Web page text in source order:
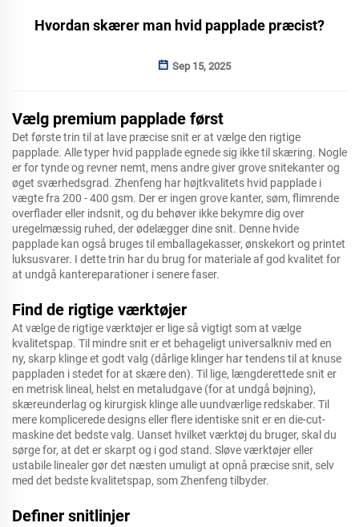
Hvordan skærer man hvid papplade præcist?
Sep 15, 2025
Vælg premium papplade først
Det første trin til at lave præcise snit er at vælge den rigtige
papplade. Alle typer hvid papplade egnede sig ikke til skæring. Nogle
er for tynde og revner nemt, mens andre giver grove snitekanter og
øget sværhedsgrad. Zhenfeng har højtkvalitets hvid papplade i
vægte fra 200 - 400 gsm. Der er ingen grove kanter, søm, flimrende
overflader eller indsnit, og du behøver ikke bekymre dig over
uregelmæssig ruhed, der ødelægger dine snit. Denne hvide
papplade kan også bruges til emballagekasser, ønskekort og printet
luksusvarer. I dette trin har du brug for materiale af god kvalitet for
at undgå kantereparationer i senere faser.
Find de rigtige værktøjer
At vælge de rigtige værktøjer er lige så vigtigt som at vælge
kvalitetspap. Til mindre snit er et behageligt universalkniv med en
ny, skarp klinge et godt valg (dårlige klinger har tendens til at knuse
pappladen i stedet for at skære den). Til lige, længderettede snit er
en metrisk lineal, helst en metaludgave (for at undgå bøjning),
skæreunderlag og kirurgisk klinge alle uundværlige redskaber. Til
mere komplicerede designs eller flere identiske snit er en die-cut-
maskine det bedste valg. Uanset hvilket værktøj du bruger, skal du
sørge for, at det er skarpt og i god stand. Sløve værktøjer eller
ustabile linealer gør det næsten umuligt at opnå præcise snit, selv
med det bedste kvalitetspap, som Zhenfeng tilbyder.
Definer snitlinjer